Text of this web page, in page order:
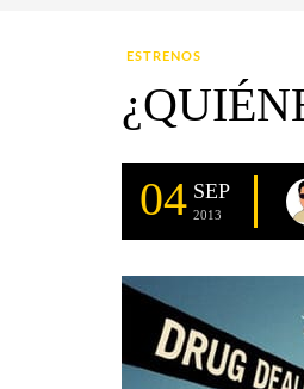
ESTRENOS
04 SEP
2013